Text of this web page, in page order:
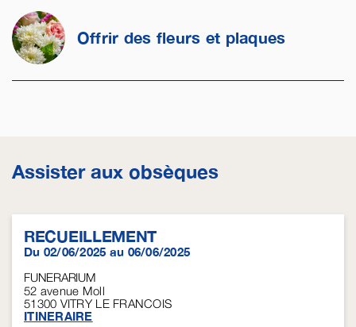
Offrir des fleurs et plaques
Assister aux obsèques
RECUEILLEMENT
Du 02/06/2025 au 06/06/2025
FUNERARIUM
52 avenue Moll
51300 VITRY LE FRANCOIS
ITINERAIRE